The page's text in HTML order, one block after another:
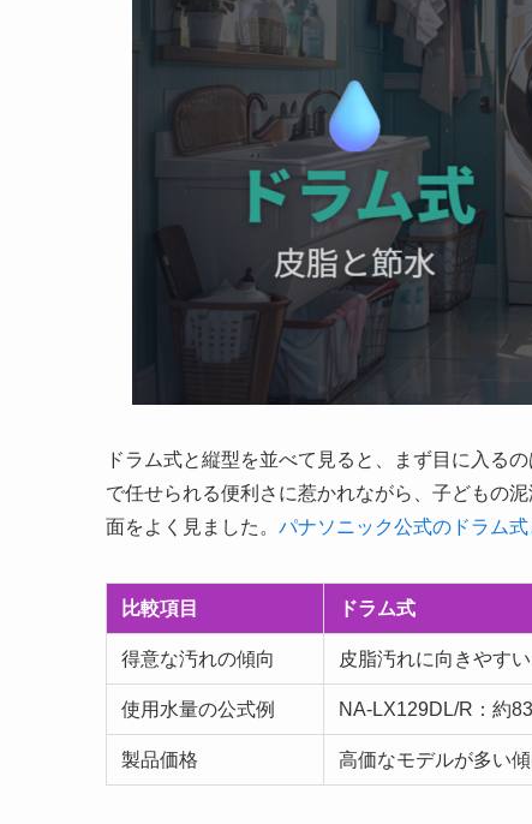
ドラム式と縦型を並べて見ると、まず目に入る
で任せられる便利さに惹かれながら、子どもの
面をよく見ました。 パナソニック公式のドラム
比較項目 ドラム式
得意な汚れの傾向 皮脂汚れに向きやすい
使用水量の公式例 NA-LX129DL/R：約
製品価格 高価なモデルが多い傾